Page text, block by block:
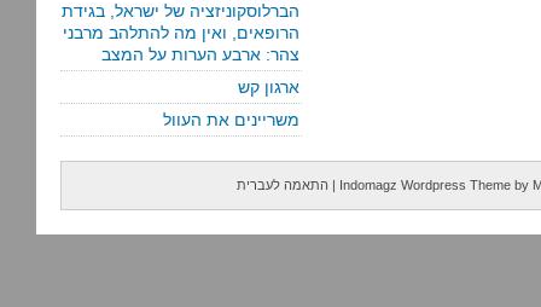
הברלוסקוניזציה של ישראל, בגידת
הרופאים, ואין מה להתלהב מרבני
צהר: ארבע הערות על המצב
ארגון קש
משריינים את העוול
Indomagz Wordpress Theme by
| התאמה לעברית